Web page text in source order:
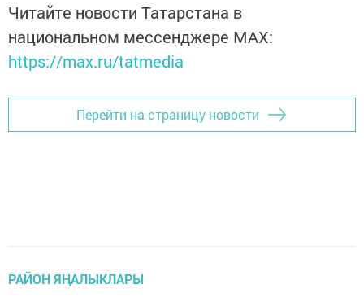
Читайте новости Татарстана в
национальном мессенджере MАХ:
https://max.ru/tatmedia
Перейти на страницу новости
РАЙОН ЯҢАЛЫКЛАРЫ